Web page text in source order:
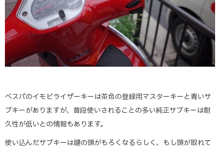
ベスパのイモビライザーキーは茶色の登録用マスターキーと青いサ
ブキーがありますが、普段使いされることの多い純正サブキーは耐
久性が低いとの情報もあります。
使い込んだサブキーは鍵の頭がもろくなるらしく、もし頭が取れて